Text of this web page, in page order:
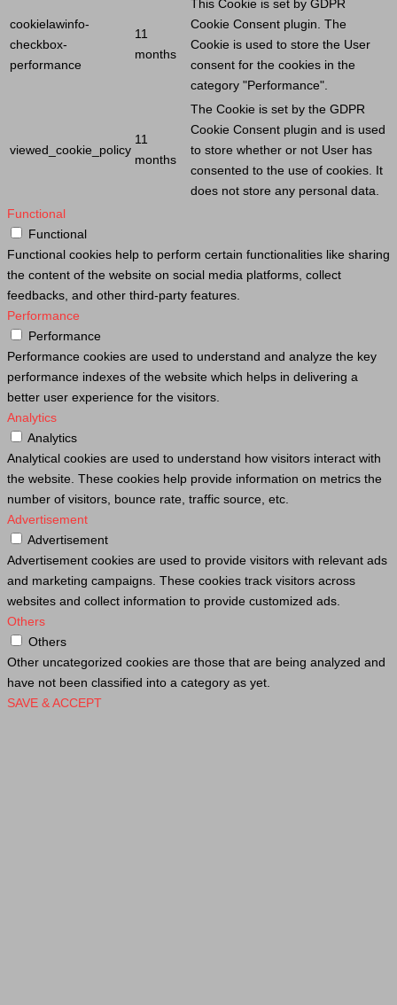
cookielawinfo-
checkbox-
performance
11
months
This Cookie is set by GDPR
Cookie Consent plugin. The
Cookie is used to store the User
consent for the cookies in the
category "Performance".
viewed_cookie_policy
11
months
The Cookie is set by the GDPR
Cookie Consent plugin and is used
to store whether or not User has
consented to the use of cookies. It
does not store any personal data.
Functional
Functional
Functional cookies help to perform certain functionalities like sharing
the content of the website on social media platforms, collect
feedbacks, and other third-party features.
Performance
Performance
Performance cookies are used to understand and analyze the key
performance indexes of the website which helps in delivering a
better user experience for the visitors.
Analytics
Analytics
Analytical cookies are used to understand how visitors interact with
the website. These cookies help provide information on metrics the
number of visitors, bounce rate, traffic source, etc.
Advertisement
Advertisement
Advertisement cookies are used to provide visitors with relevant ads
and marketing campaigns. These cookies track visitors across
websites and collect information to provide customized ads.
Others
Others
Other uncategorized cookies are those that are being analyzed and
have not been classified into a category as yet.
SAVE & ACCEPT